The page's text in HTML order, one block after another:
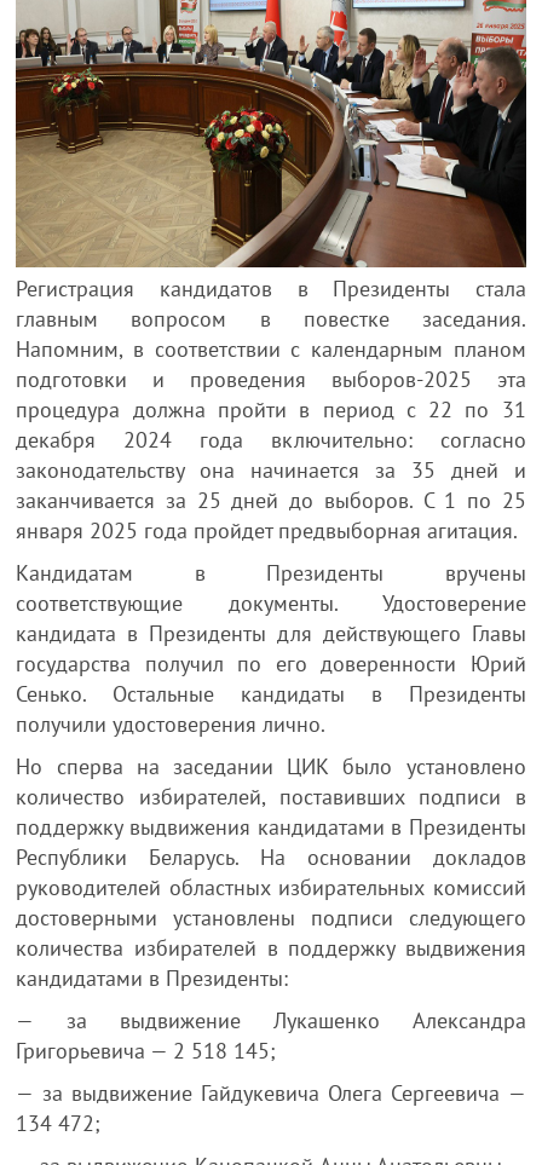
Регистрация кандидатов в Президенты стала
главным вопросом в повестке заседания.
Напомним, в соответствии с календарным планом
подготовки и проведения выборов-2025 эта
процедура должна пройти в период с 22 по 31
декабря 2024 года включительно: согласно
законодательству она начинается за 35 дней и
заканчивается за 25 дней до выборов. С 1 по 25
января 2025 года пройдет предвыборная агитация.
Кандидатам в Президенты вручены
соответствующие документы. Удостоверение
кандидата в Президенты для действующего Главы
государства получил по его доверенности Юрий
Сенько. Остальные кандидаты в Президенты
получили удостоверения лично.
Но сперва на заседании ЦИК было установлено
количество избирателей, поставивших подписи в
поддержку выдвижения кандидатами в Президенты
Республики Беларусь. На основании докладов
руководителей областных избирательных комиссий
достоверными установлены подписи следующего
количества избирателей в поддержку выдвижения
кандидатами в Президенты:
— за выдвижение Лукашенко Александра
Григорьевича — 2 518 145;
— за выдвижение Гайдукевича Олега Сергеевича —
134 472;